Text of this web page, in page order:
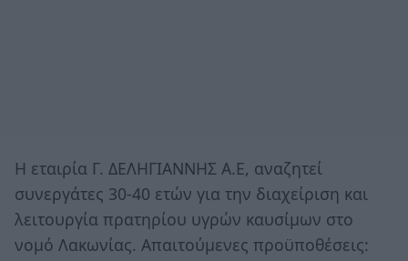
Η εταιρία Γ. ΔΕΛΗΓΙΑΝΝΗΣ Α.Ε, αναζητεί
συνεργάτες 30-40 ετών για την διαχείριση και
λειτουργία πρατηρίου υγρών καυσίμων στο
νομό Λακωνίας. Απαιτούμενες προϋποθέσεις: